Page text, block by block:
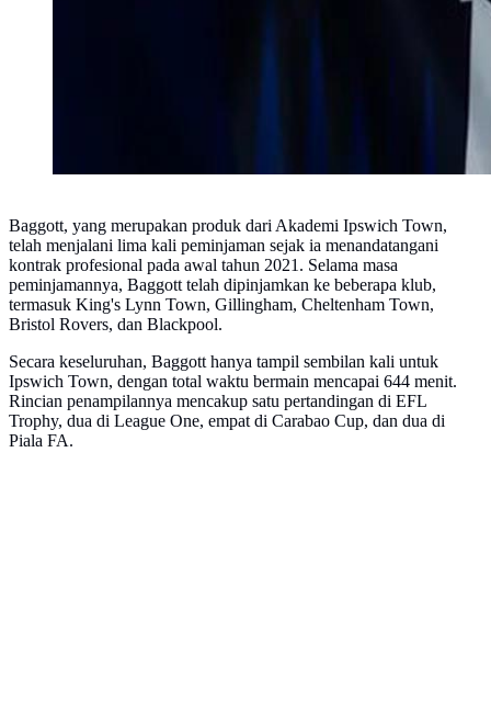
Baggott, yang merupakan produk dari Akademi Ipswich Town,
telah menjalani lima kali peminjaman sejak ia menandatangani
kontrak profesional pada awal tahun 2021. Selama masa
peminjamannya, Baggott telah dipinjamkan ke beberapa klub,
termasuk King's Lynn Town, Gillingham, Cheltenham Town,
Bristol Rovers, dan Blackpool.
Secara keseluruhan, Baggott hanya tampil sembilan kali untuk
Ipswich Town, dengan total waktu bermain mencapai 644 menit.
Rincian penampilannya mencakup satu pertandingan di EFL
Trophy, dua di League One, empat di Carabao Cup, dan dua di
Piala FA.